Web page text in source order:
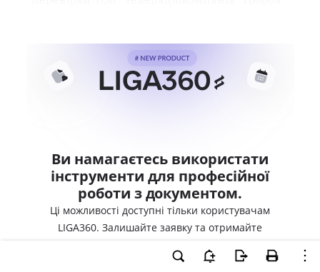
Ви намагаєтесь використати
інструменти для професійної
роботи з документом.
Ці можливості доступні тільки користувачам
LIGA360. Залишайте заявку та отримайте